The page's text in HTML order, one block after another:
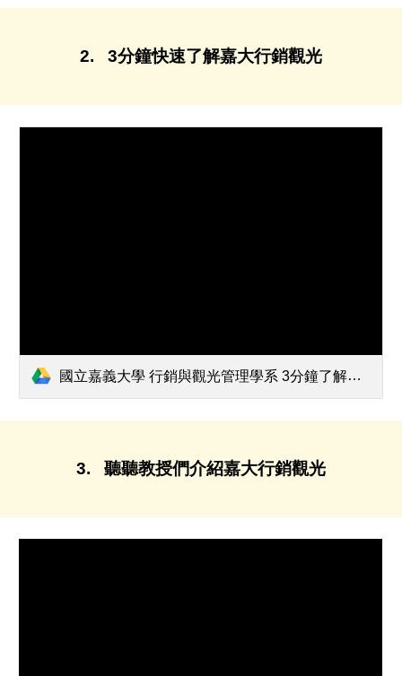
2. 3分鐘快速了解嘉大行銷觀光
國立嘉義大學 行銷與觀光管理學系 3分鐘了解嘉大行銷觀光.pptx
3. 聽聽教授們介紹嘉大行銷觀光